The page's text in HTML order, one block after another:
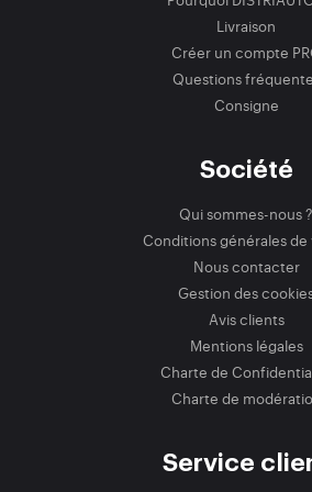
Livraison
Créer un compte
Questions
Consigne
Société
Qui sommes-nous ?
Conditions générales de
Nous contacter
Gestion des
Avis clients
Mentions légales
Charte de
Charte de
Service